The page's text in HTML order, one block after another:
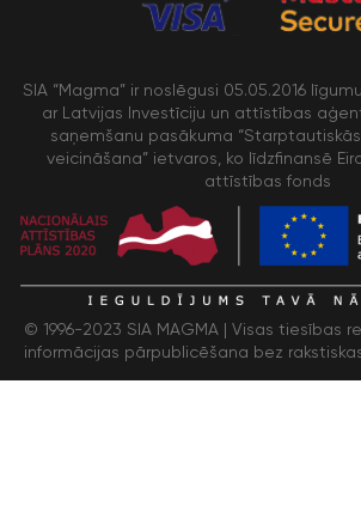
SIA “Magma” ir noslēgusi 05.05.2016
ar Latvijas Investīciju un attīstības
saņemšanu pasākuma
veicināšana” ietvaros, ko līdzfinansē
attīstības fonds
© 1996-2023 SIA MAGMA | Visas tiesības
informācijas pārpublicēšana bez